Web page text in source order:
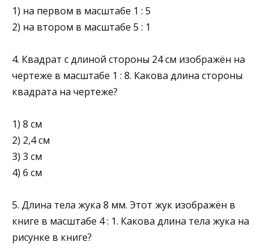
1) на первом в масштабе 1 : 5
2) на втором в масштабе 5 : 1
4. Квадрат с длиной стороны 24 см изображён на
чертеже в масштабе 1 : 8. Какова длина стороны
квадрата на чертеже?
1) 8 см
2) 2,4 см
3) 3 см
4) 6 см
5. Длина тела жука 8 мм. Этот жук изображён в
книге в масштабе 4 : 1. Какова длина тела жука на
рисунке в книге?